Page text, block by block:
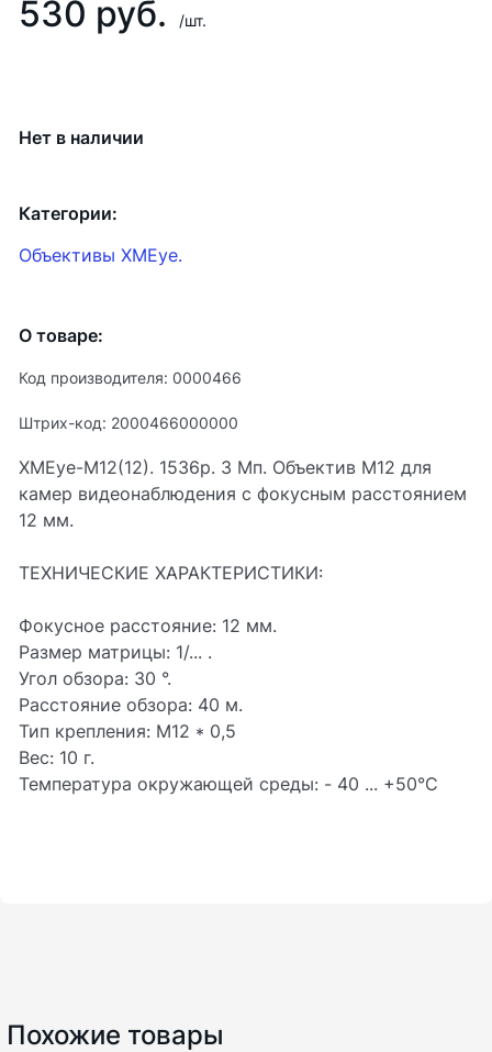
530 руб. /шт.
Категории:
Объективы XMEye.
О товаре:
Код производителя: 0000466
Штрих-код: 2000466000000
XMEye-M12(12). 1536p. 3 Мп. Объектив М12 для
камер видеонаблюдения с фокусным расстоянием
12 мм.
ТЕХНИЧЕСКИЕ ХАРАКТЕРИСТИКИ:
Фокусное расстояние: 12 мм.
Размер матрицы: 1/... .
Угол обзора: 30 °.
Расстояние обзора: 40 м.
Тип крепления: M12 * 0,5
Вес: 10 г.
Температура окружающей среды: - 40 ... +50°C
Нет в наличии
Похожие товары